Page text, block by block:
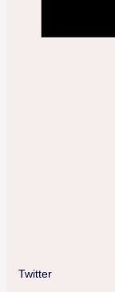
Twitter